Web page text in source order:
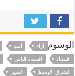
الوسوم آراء آسيا
اقتصاد اقتصاد الناس
الشرق الأوسط الصين